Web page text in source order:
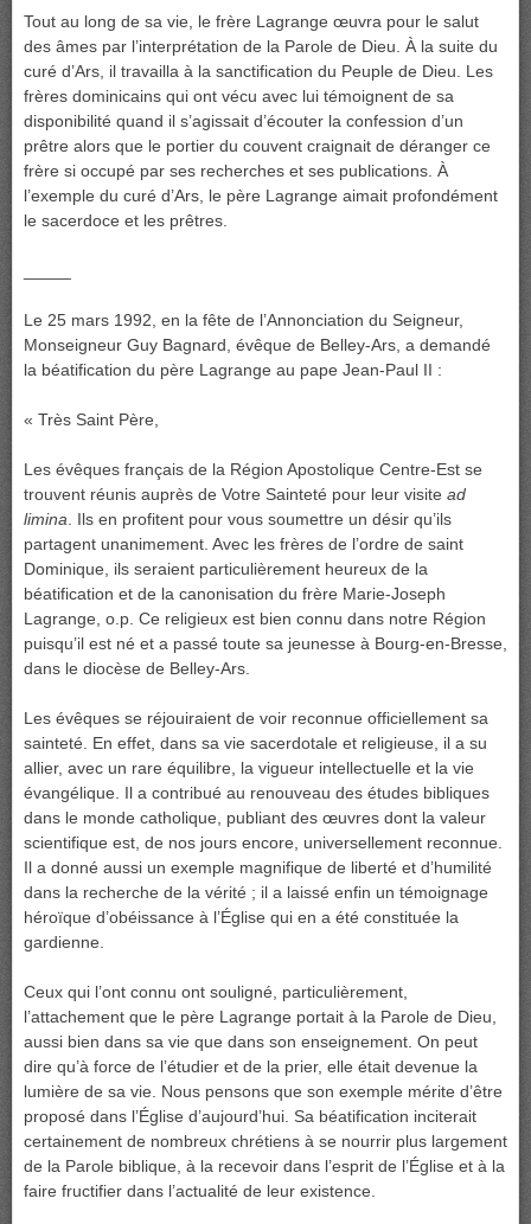
Tout au long de sa vie, le frère Lagrange œuvra pour le salut
des âmes par l’interprétation de la Parole de Dieu. À la suite du
curé d’Ars, il travailla à la sanctification du Peuple de Dieu. Les
frères dominicains qui ont vécu avec lui témoignent de sa
disponibilité quand il s’agissait d’écouter la confession d’un
prêtre alors que le portier du couvent craignait de déranger ce
frère si occupé par ses recherches et ses publications. À
l’exemple du curé d’Ars, le père Lagrange aimait profondément
le sacerdoce et les prêtres.
Le 25 mars 1992, en la fête de l’Annonciation du Seigneur,
Monseigneur Guy Bagnard, évêque de Belley-Ars, a demandé
la béatification du père Lagrange au pape Jean-Paul II :
« Très Saint Père,
Les évêques français de la Région Apostolique Centre-Est se
trouvent réunis auprès de Votre Sainteté pour leur visite ad
limina . Ils en profitent pour vous soumettre un désir qu’ils
partagent unanimement. Avec les frères de l’ordre de saint
Dominique, ils seraient particulièrement heureux de la
béatification et de la canonisation du frère Marie-Joseph
Lagrange, o.p. Ce religieux est bien connu dans notre Région
puisqu’il est né et a passé toute sa jeunesse à Bourg-en-Bresse,
dans le diocèse de Belley-Ars.
Les évêques se réjouiraient de voir reconnue officiellement sa
sainteté. En effet, dans sa vie sacerdotale et religieuse, il a su
allier, avec un rare équilibre, la vigueur intellectuelle et la vie
évangélique. Il a contribué au renouveau des études bibliques
dans le monde catholique, publiant des œuvres dont la valeur
scientifique est, de nos jours encore, universellement reconnue.
Il a donné aussi un exemple magnifique de liberté et d’humilité
dans la recherche de la vérité ; il a laissé enfin un témoignage
héroïque d’obéissance à l’Église qui en a été constituée la
gardienne.
Ceux qui l’ont connu ont souligné, particulièrement,
l’attachement que le père Lagrange portait à la Parole de Dieu,
aussi bien dans sa vie que dans son enseignement. On peut
dire qu’à force de l’étudier et de la prier, elle était devenue la
lumière de sa vie. Nous pensons que son exemple mérite d’être
proposé dans l’Église d’aujourd’hui. Sa béatification inciterait
certainement de nombreux chrétiens à se nourrir plus largement
de la Parole biblique, à la recevoir dans l’esprit de l’Église et à la
faire fructifier dans l’actualité de leur existence.